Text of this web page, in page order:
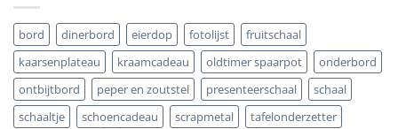
bord dinerbord eierdop fotolijst
fruitschaal
kaarsenplateau
kraamcadeau oldtimer spaarpot
onderbord
ontbijtbord
peper en zoutstel presenteerschaal
schaal
schaaltje
schoencadeau scrapmetal
tafelonderzetter